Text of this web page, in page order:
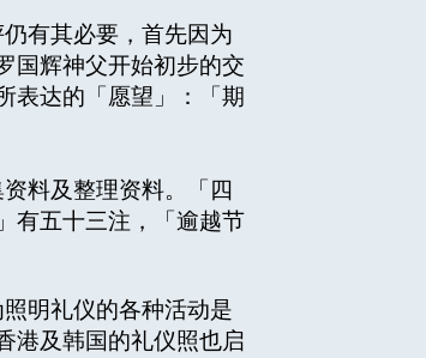
有其必要，首先因为
国辉神父开始初步的交
表达的「愿望」：「期
料及整理资料。「四
有五十三注，「逾越节
明礼仪的各种活动是
港及韩国的礼仪照也启